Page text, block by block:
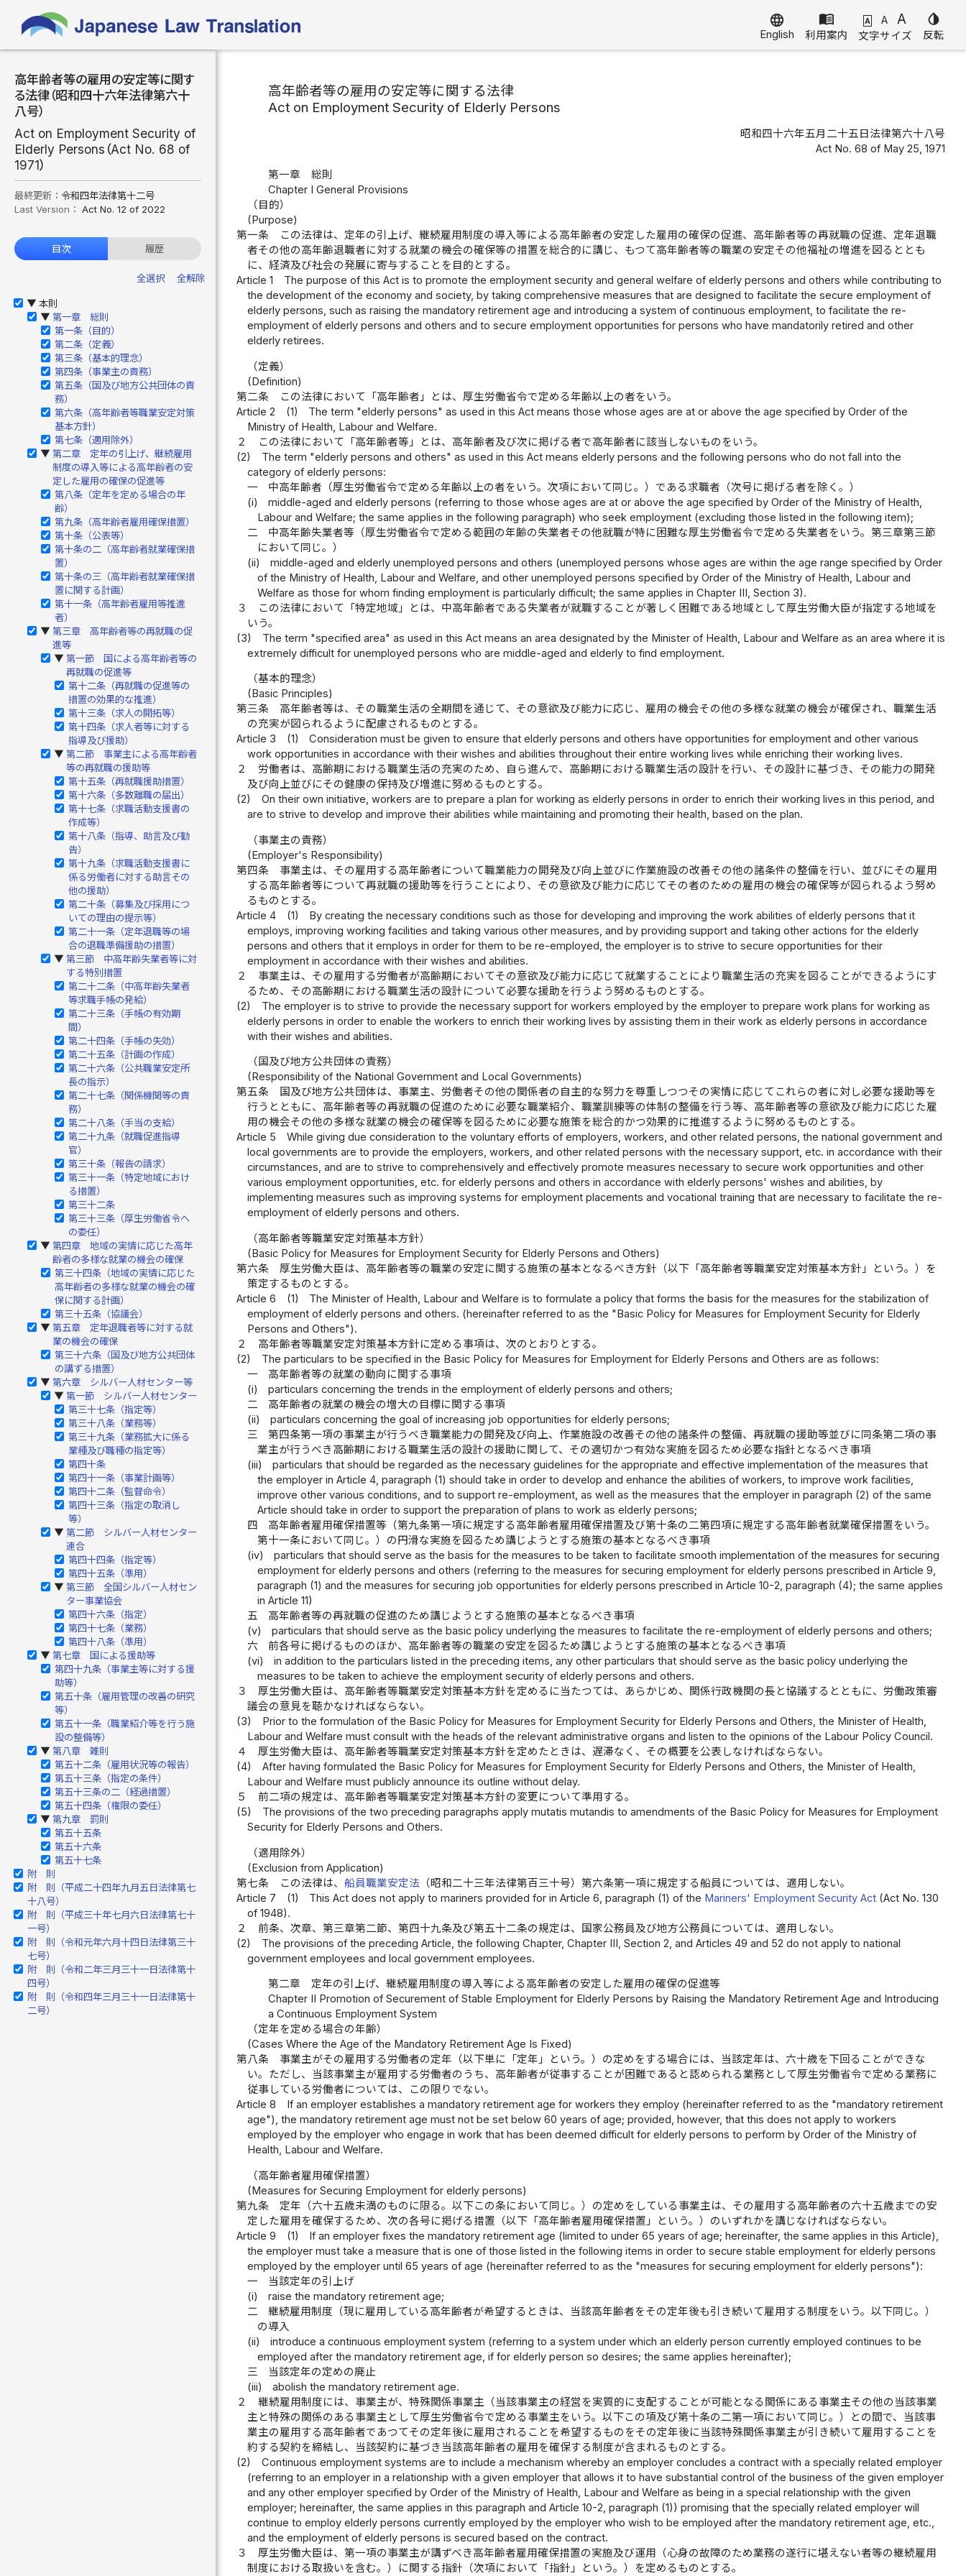
language
English
menu_book
利用案内
A A A
文字サイズ
invert_colors
反転
高年齢者等の雇用の安定等に関す
る法律（昭和四十六年法律第六十
八号）
Act on Employment Security of
Elderly Persons（Act No. 68 of
1971）
最終更新： 令和四年法律第十二号
Last Version： Act No. 12 of 2022
目次 履歴
全選択 全解除
▶ 本則
▶ 第一章 総則
第一条（目的）
第二条（定義）
第三条（基本的理念）
第四条（事業主の責務）
第五条（国及び地方公共団体の責
務）
第六条（高年齢者等職業安定対策
基本方針）
第七条（適用除外）
▶ 第二章 定年の引上げ、継続雇用
制度の導入等による高年齢者の安
定した雇用の確保の促進等
第八条（定年を定める場合の年
齢）
第九条（高年齢者雇用確保措置）
第十条（公表等）
第十条の二（高年齢者就業確保措
置）
第十条の三（高年齢者就業確保措
置に関する計画）
第十一条（高年齢者雇用等推進
者）
▶ 第三章 高年齢者等の再就職の促
進等
▶ 第一節 国による高年齢者等の
再就職の促進等
第十二条（再就職の促進等の
措置の効果的な推進）
第十三条（求人の開拓等）
第十四条（求人者等に対する
指導及び援助）
▶ 第二節 事業主による高年齢者
等の再就職の援助等
第十五条（再就職援助措置）
第十六条（多数離職の届出）
第十七条（求職活動支援書の
作成等）
第十八条（指導、助言及び勧
告）
第十九条（求職活動支援書に
係る労働者に対する助言その
他の援助）
第二十条（募集及び採用につ
いての理由の提示等）
第二十一条（定年退職等の場
合の退職準備援助の措置）
▶ 第三節 中高年齢失業者等に対
する特別措置
第二十二条（中高年齢失業者
等求職手帳の発給）
第二十三条（手帳の有効期
間）
第二十四条（手帳の失効）
第二十五条（計画の作成）
第二十六条（公共職業安定所
長の指示）
第二十七条（関係機関等の責
務）
第二十八条（手当の支給）
第二十九条（就職促進指導
官）
第三十条（報告の請求）
第三十一条（特定地域におけ
る措置）
第三十二条
第三十三条（厚生労働省令へ
の委任）
▶ 第四章 地域の実情に応じた高年
齢者の多様な就業の機会の確保
第三十四条（地域の実情に応じた
高年齢者の多様な就業の機会の確
保に関する計画）
第三十五条（協議会）
▶ 第五章 定年退職者等に対する就
業の機会の確保
第三十六条（国及び地方公共団体
の講ずる措置）
▶ 第六章 シルバー人材センター等
▶ 第一節 シルバー人材センター
第三十七条（指定等）
第三十八条（業務等）
第三十九条（業務拡大に係る
業種及び職種の指定等）
第四十条
第四十一条（事業計画等）
第四十二条（監督命令）
第四十三条（指定の取消し
等）
▶ 第二節 シルバー人材センター
連合
第四十四条（指定等）
第四十五条（準用）
▶ 第三節 全国シルバー人材セン
ター事業協会
第四十六条（指定）
第四十七条（業務）
第四十八条（準用）
▶ 第七章 国による援助等
第四十九条（事業主等に対する援
助等）
第五十条（雇用管理の改善の研究
等）
第五十一条（職業紹介等を行う施
設の整備等）
▶ 第八章 雑則
第五十二条（雇用状況等の報告）
第五十三条（指定の条件）
第五十三条の二（経過措置）
第五十四条（権限の委任）
▶ 第九章 罰則
第五十五条
第五十六条
第五十七条
附 則
附 則（平成二十四年九月五日法律第七
十八号）
附 則（平成三十年七月六日法律第七十
一号）
附 則（令和元年六月十四日法律第三十
七号）
附 則（令和二年三月三十一日法律第十
四号）
附 則（令和四年三月三十一日法律第十
二号）
高年齢者等の雇用の安定等に関する法律
Act on Employment Security of Elderly Persons
昭和四十六年五月二十五日法律第六十八号
Act No. 68 of May 25, 1971
第一章 総則
Chapter I General Provisions
（目的）
(Purpose)
第一条
この法律は、定年の引上げ、継続雇用制度の導入等による高年齢者の安定した雇用の確保の促進、高年齢者等の再就職の促進、定年退職
者その他の高年齢退職者に対する就業の機会の確保等の措置を総合的に講じ、もつて高年齢者等の職業の安定その他福祉の増進を図るととも
に、経済及び社会の発展に寄与することを目的とする。
Article 1
The purpose of this Act is to promote the employment security and general welfare of elderly persons and others while contributing to
the development of the economy and society, by taking comprehensive measures that are designed to facilitate the secure employment of
elderly persons, such as raising the mandatory retirement age and introducing a system of continuous employment, to facilitate the re-
employment of elderly persons and others and to secure employment opportunities for persons who have mandatorily retired and other
elderly retirees.
（定義）
(Definition)
第二条
この法律において「高年齢者」とは、厚生労働省令で定める年齢以上の者をいう。
Article 2
(1)
The term "elderly persons" as used in this Act means those whose ages are at or above the age specified by Order of the
Ministry of Health, Labour and Welfare.
２
この法律において「高年齢者等」とは、高年齢者及び次に掲げる者で高年齢者に該当しないものをいう。
(2)
The term "elderly persons and others" as used in this Act means elderly persons and the following persons who do not fall into the
category of elderly persons:
一
中高年齢者（厚生労働省令で定める年齢以上の者をいう。次項において同じ。）である求職者（次号に掲げる者を除く。）
(i)
middle-aged and elderly persons (referring to those whose ages are at or above the age specified by Order of the Ministry of Health,
Labour and Welfare; the same applies in the following paragraph) who seek employment (excluding those listed in the following item);
二
中高年齢失業者等（厚生労働省令で定める範囲の年齢の失業者その他就職が特に困難な厚生労働省令で定める失業者をいう。第三章第三節
において同じ。）
(ii)
middle-aged and elderly unemployed persons and others (unemployed persons whose ages are within the age range specified by Order
of the Ministry of Health, Labour and Welfare, and other unemployed persons specified by Order of the Ministry of Health, Labour and
Welfare as those for whom finding employment is particularly difficult; the same applies in Chapter III, Section 3).
３
この法律において「特定地域」とは、中高年齢者である失業者が就職することが著しく困難である地域として厚生労働大臣が指定する地域を
いう。
(3)
The term "specified area" as used in this Act means an area designated by the Minister of Health, Labour and Welfare as an area where it is
extremely difficult for unemployed persons who are middle-aged and elderly to find employment.
（基本的理念）
(Basic Principles)
第三条
高年齢者等は、その職業生活の全期間を通じて、その意欲及び能力に応じ、雇用の機会その他の多様な就業の機会が確保され、職業生活
の充実が図られるように配慮されるものとする。
Article 3
(1)
Consideration must be given to ensure that elderly persons and others have opportunities for employment and other various
work opportunities in accordance with their wishes and abilities throughout their entire working lives while enriching their working lives.
２
労働者は、高齢期における職業生活の充実のため、自ら進んで、高齢期における職業生活の設計を行い、その設計に基づき、その能力の開発
及び向上並びにその健康の保持及び増進に努めるものとする。
(2)
On their own initiative, workers are to prepare a plan for working as elderly persons in order to enrich their working lives in this period, and
are to strive to develop and improve their abilities while maintaining and promoting their health, based on the plan.
（事業主の責務）
(Employer's Responsibility)
第四条
事業主は、その雇用する高年齢者について職業能力の開発及び向上並びに作業施設の改善その他の諸条件の整備を行い、並びにその雇用
する高年齢者等について再就職の援助等を行うことにより、その意欲及び能力に応じてその者のための雇用の機会の確保等が図られるよう努め
るものとする。
Article 4
(1)
By creating the necessary conditions such as those for developing and improving the work abilities of elderly persons that it
employs, improving working facilities and taking various other measures, and by providing support and taking other actions for the elderly
persons and others that it employs in order for them to be re-employed, the employer is to strive to secure opportunities for their
employment in accordance with their wishes and abilities.
２
事業主は、その雇用する労働者が高齢期においてその意欲及び能力に応じて就業することにより職業生活の充実を図ることができるようにす
るため、その高齢期における職業生活の設計について必要な援助を行うよう努めるものとする。
(2)
The employer is to strive to provide the necessary support for workers employed by the employer to prepare work plans for working as
elderly persons in order to enable the workers to enrich their working lives by assisting them in their work as elderly persons in accordance
with their wishes and abilities.
（国及び地方公共団体の責務）
(Responsibility of the National Government and Local Governments)
第五条
国及び地方公共団体は、事業主、労働者その他の関係者の自主的な努力を尊重しつつその実情に応じてこれらの者に対し必要な援助等を
行うとともに、高年齢者等の再就職の促進のために必要な職業紹介、職業訓練等の体制の整備を行う等、高年齢者等の意欲及び能力に応じた雇
用の機会その他の多様な就業の機会の確保等を図るために必要な施策を総合的かつ効果的に推進するように努めるものとする。
Article 5
While giving due consideration to the voluntary efforts of employers, workers, and other related persons, the national government and
local governments are to provide the employers, workers, and other related persons with the necessary support, etc. in accordance with their
circumstances, and are to strive to comprehensively and effectively promote measures necessary to secure work opportunities and other
various employment opportunities, etc. for elderly persons and others in accordance with elderly persons' wishes and abilities, by
implementing measures such as improving systems for employment placements and vocational training that are necessary to facilitate the re-
employment of elderly persons and others.
（高年齢者等職業安定対策基本方針）
(Basic Policy for Measures for Employment Security for Elderly Persons and Others)
第六条
厚生労働大臣は、高年齢者等の職業の安定に関する施策の基本となるべき方針（以下「高年齢者等職業安定対策基本方針」という。）を
策定するものとする。
Article 6
(1)
The Minister of Health, Labour and Welfare is to formulate a policy that forms the basis for the measures for the stabilization of
employment of elderly persons and others. (hereinafter referred to as the "Basic Policy for Measures for Employment Security for Elderly
Persons and Others").
２
高年齢者等職業安定対策基本方針に定める事項は、次のとおりとする。
(2)
The particulars to be specified in the Basic Policy for Measures for Employment for Elderly Persons and Others are as follows:
一
高年齢者等の就業の動向に関する事項
(i)
particulars concerning the trends in the employment of elderly persons and others;
二
高年齢者の就業の機会の増大の目標に関する事項
(ii)
particulars concerning the goal of increasing job opportunities for elderly persons;
三
第四条第一項の事業主が行うべき職業能力の開発及び向上、作業施設の改善その他の諸条件の整備、再就職の援助等並びに同条第二項の事
業主が行うべき高齢期における職業生活の設計の援助に関して、その適切かつ有効な実施を図るため必要な指針となるべき事項
(iii)
particulars that should be regarded as the necessary guidelines for the appropriate and effective implementation of the measures that
the employer in Article 4, paragraph (1) should take in order to develop and enhance the abilities of workers, to improve work facilities,
improve other various conditions, and to support re-employment, as well as the measures that the employer in paragraph (2) of the same
Article should take in order to support the preparation of plans to work as elderly persons;
四
高年齢者雇用確保措置等（第九条第一項に規定する高年齢者雇用確保措置及び第十条の二第四項に規定する高年齢者就業確保措置をいう。
第十一条において同じ。）の円滑な実施を図るため講じようとする施策の基本となるべき事項
(iv)
particulars that should serve as the basis for the measures to be taken to facilitate smooth implementation of the measures for securing
employment for elderly persons and others (referring to the measures for securing employment for elderly persons prescribed in Article 9,
paragraph (1) and the measures for securing job opportunities for elderly persons prescribed in Article 10-2, paragraph (4); the same applies
in Article 11)
五
高年齢者等の再就職の促進のため講じようとする施策の基本となるべき事項
(v)
particulars that should serve as the basic policy underlying the measures to facilitate the re-employment of elderly persons and others;
六
前各号に掲げるもののほか、高年齢者等の職業の安定を図るため講じようとする施策の基本となるべき事項
(vi)
in addition to the particulars listed in the preceding items, any other particulars that should serve as the basic policy underlying the
measures to be taken to achieve the employment security of elderly persons and others.
３
厚生労働大臣は、高年齢者等職業安定対策基本方針を定めるに当たつては、あらかじめ、関係行政機関の長と協議するとともに、労働政策審
議会の意見を聴かなければならない。
(3)
Prior to the formulation of the Basic Policy for Measures for Employment Security for Elderly Persons and Others, the Minister of Health,
Labour and Welfare must consult with the heads of the relevant administrative organs and listen to the opinions of the Labour Policy Council.
４
厚生労働大臣は、高年齢者等職業安定対策基本方針を定めたときは、遅滞なく、その概要を公表しなければならない。
(4)
After having formulated the Basic Policy for Measures for Employment Security for Elderly Persons and Others, the Minister of Health,
Labour and Welfare must publicly announce its outline without delay.
５
前二項の規定は、高年齢者等職業安定対策基本方針の変更について準用する。
(5)
The provisions of the two preceding paragraphs apply mutatis mutandis to amendments of the Basic Policy for Measures for Employment
Security for Elderly Persons and Others.
（適用除外）
(Exclusion from Application)
第七条
この法律は、 船員職業安定法（昭和二十三年法律第百三十号）第六条第一項に規定する船員については、適用しない。
Article 7
(1) This Act does not apply to mariners provided for in Article 6, paragraph (1) of the Mariners' Employment Security Act (Act No. 130
of 1948).
２
前条、次章、第三章第二節、第四十九条及び第五十二条の規定は、国家公務員及び地方公務員については、適用しない。
(2)
The provisions of the preceding Article, the following Chapter, Chapter III, Section 2, and Articles 49 and 52 do not apply to national
government employees and local government employees.
第二章 定年の引上げ、継続雇用制度の導入等による高年齢者の安定した雇用の確保の促進等
Chapter II Promotion of Securement of Stable Employment for Elderly Persons by Raising the Mandatory Retirement Age and Introducing
a Continuous Employment System
（定年を定める場合の年齢）
(Cases Where the Age of the Mandatory Retirement Age Is Fixed)
第八条
事業主がその雇用する労働者の定年（以下単に「定年」という。）の定めをする場合には、当該定年は、六十歳を下回ることができな
い。ただし、当該事業主が雇用する労働者のうち、高年齢者が従事することが困難であると認められる業務として厚生労働省令で定める業務に
従事している労働者については、この限りでない。
Article 8
If an employer establishes a mandatory retirement age for workers they employ (hereinafter referred to as the "mandatory retirement
age"), the mandatory retirement age must not be set below 60 years of age; provided, however, that this does not apply to workers
employed by the employer who engage in work that has been deemed difficult for elderly persons to perform by Order of the Ministry of
Health, Labour and Welfare.
（高年齢者雇用確保措置）
(Measures for Securing Employment for elderly persons)
第九条
定年（六十五歳未満のものに限る。以下この条において同じ。）の定めをしている事業主は、その雇用する高年齢者の六十五歳までの安
定した雇用を確保するため、次の各号に掲げる措置（以下「高年齢者雇用確保措置」という。）のいずれかを講じなければならない。
Article 9
(1)
If an employer fixes the mandatory retirement age (limited to under 65 years of age; hereinafter, the same applies in this Article),
the employer must take a measure that is one of those listed in the following items in order to secure stable employment for elderly persons
employed by the employer until 65 years of age (hereinafter referred to as the "measures for securing employment for elderly persons"):
一
当該定年の引上げ
(i)
raise the mandatory retirement age;
二
継続雇用制度（現に雇用している高年齢者が希望するときは、当該高年齢者をその定年後も引き続いて雇用する制度をいう。以下同じ。）
の導入
(ii)
introduce a continuous employment system (referring to a system under which an elderly person currently employed continues to be
employed after the mandatory retirement age, if for elderly person so desires; the same applies hereinafter);
三
当該定年の定めの廃止
(iii)
abolish the mandatory retirement age.
２
継続雇用制度には、事業主が、特殊関係事業主（当該事業主の経営を実質的に支配することが可能となる関係にある事業主その他の当該事業
主と特殊の関係のある事業主として厚生労働省令で定める事業主をいう。以下この項及び第十条の二第一項において同じ。）との間で、当該事
業主の雇用する高年齢者であつてその定年後に雇用されることを希望するものをその定年後に当該特殊関係事業主が引き続いて雇用することを
約する契約を締結し、当該契約に基づき当該高年齢者の雇用を確保する制度が含まれるものとする。
(2)
Continuous employment systems are to include a mechanism whereby an employer concludes a contract with a specially related employer
(referring to an employer in a relationship with a given employer that allows it to have substantial control of the business of the given employer
and any other employer specified by Order of the Ministry of Health, Labour and Welfare as being in a special relationship with the given
employer; hereinafter, the same applies in this paragraph and Article 10-2, paragraph (1)) promising that the specially related employer will
continue to employ elderly persons currently employed by the employer who wish to be employed after the mandatory retirement age, etc.,
and the employment of elderly persons is secured based on the contract.
３
厚生労働大臣は、第一項の事業主が講ずべき高年齢者雇用確保措置の実施及び運用（心身の故障のため業務の遂行に堪えない者等の継続雇用
制度における取扱いを含む。）に関する指針（次項において「指針」という。）を定めるものとする。